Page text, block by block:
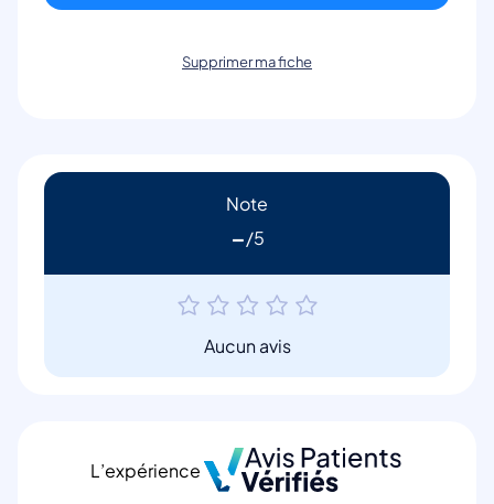
Supprimer ma fiche
Note
-
Aucun avis
L’expérience